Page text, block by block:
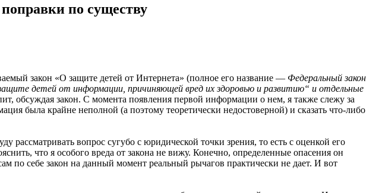
по существу
закон «О защите детей от Интернета» (полное его название — Федеральный закон
детей от информации, причиняющей вред их здоровью и развитию“ и отдельные
обсуждая закон. C момента появления первой информации о нем, я также слежу за
была крайне неполной (а поэтому теоретически недостоверной) и сказать что-либо
рассматривать вопрос сугубо с юридической точки зрения, то есть с оценкой его
что я особого вреда от закона не вижу. Конечно, определенные опасения он
по себе закон на данный момент реальный рычагов практически не дает. И вот